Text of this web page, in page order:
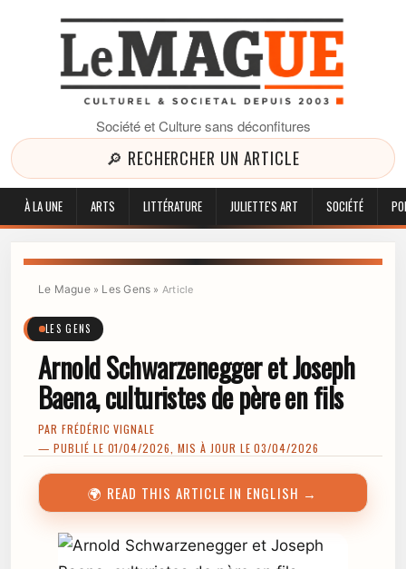
Société et Culture sans déconfitures
🔎 RECHERCHER UN ARTICLE
À LA UNE ARTS LITTÉRATURE JULIETTE'S ART SOCIÉTÉ
Le Mague» Les Gens » Article
LES GENS
Arnold Schwarzenegger et Joseph
Baena, culturistes de père en fils
PAR FRÉDÉRIC VIGNALE
— PUBLIÉ LE 01/04/2026, MIS À JOUR LE 03/04/2026
🌍 READ THIS ARTICLE IN ENGLISH →